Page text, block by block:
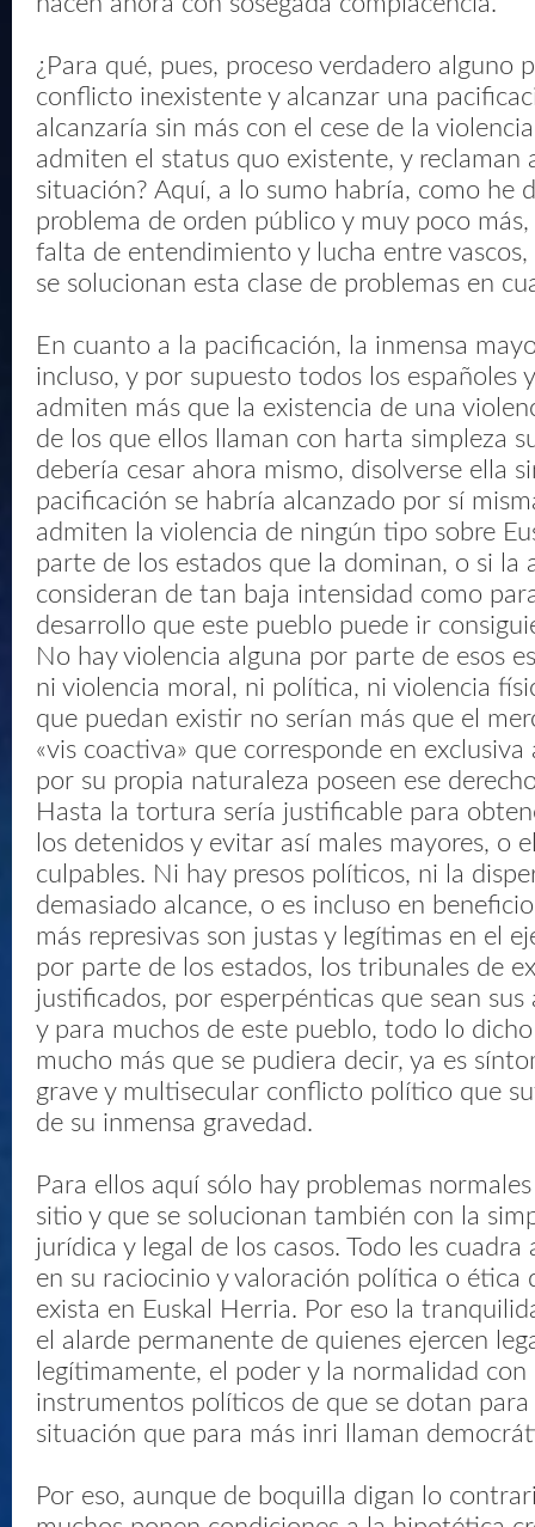
¿Para qué, pues, proceso verdadero alguno
conflicto inexistente y alcanzar una
alcanzaría sin más con el cese de la
admiten el status quo existente, y reclaman
situación? Aquí, a lo sumo habría, como he
problema de orden público y muy poco
falta de entendimiento y lucha entre
se solucionan esta clase de problemas en
En cuanto a la pacificación, la inmensa
incluso, y por supuesto todos los españoles
admiten más que la existencia de una
de los que ellos llaman con harta simpleza
debería cesar ahora mismo, disolverse ella
pacificación se habría alcanzado por sí
admiten la violencia de ningún tipo sobre
parte de los estados que la dominan, o si la
consideran de tan baja intensidad como
desarrollo que este pueblo puede ir
No hay violencia alguna por parte de esos
ni violencia moral, ni política, ni violencia
que puedan existir no serían más que el
«vis coactiva» que corresponde en exclusiva
por su propia naturaleza poseen ese
Hasta la tortura sería justificable para
los detenidos y evitar así males mayores, o
culpables. Ni hay presos políticos, ni la
demasiado alcance, o es incluso en
más represivas son justas y legítimas en el
por parte de los estados, los tribunales de
justificados, por esperpénticas que sean sus
y para muchos de este pueblo, todo lo
mucho más que se pudiera decir, ya es
grave y multisecular conflicto político que
de su inmensa gravedad.
Para ellos aquí sólo hay problemas
sitio y que se solucionan también con la
jurídica y legal de los casos. Todo les cuadra
en su raciocinio y valoración política o ética
exista en Euskal Herria. Por eso la
el alarde permanente de quienes ejercen
legítimamente, el poder y la normalidad
instrumentos políticos de que se dotan
situación que para más inri llaman
Por eso, aunque de boquilla digan lo